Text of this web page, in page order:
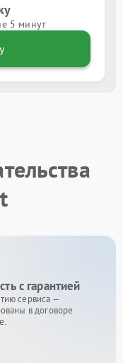
5 минут
с гарантией
сервиса —
в договоре